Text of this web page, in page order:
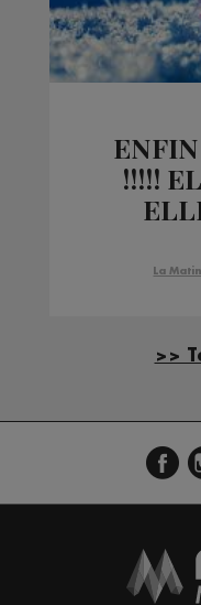
!!!!!
La
>>